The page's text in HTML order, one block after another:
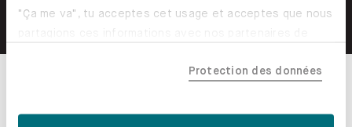
"Ça me va", tu acceptes cet usage et acceptes que nous
tes données pourraient être traitées en dehors de l'UE,
Protection des données